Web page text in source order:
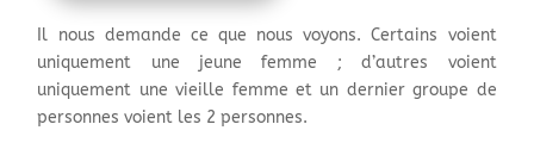
Il nous demande ce que nous voyons. Certains voient
uniquement une jeune femme ; d’autres voient
uniquement une vieille femme et un dernier groupe de
personnes voient les 2 personnes.